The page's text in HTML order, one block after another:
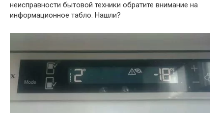
неисправности бытовой техники обратите внимание на
информационное табло. Нашли?